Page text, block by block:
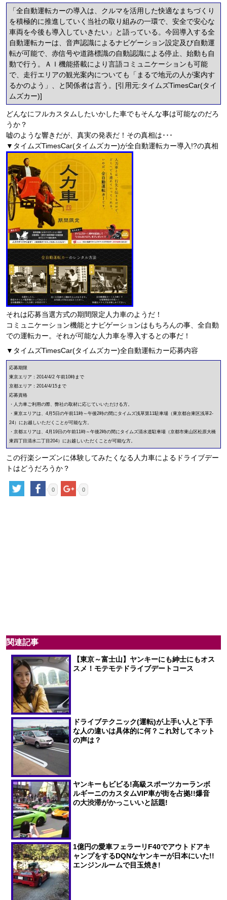
「全自動運転カーの導入は、クルマを活用した快適なまちづくり
を積極的に推進していく当社の取り組みの一環で、安全で安心な
車両を今後も導入していきたい」と語っている。今回導入する全
自動運転カーは、音声認識によるナビゲーション設定及び自動運
転が可能で、赤信号や道路標識の自動認識による停止、始動も自
動で行う。ＡＩ機能搭載により言語コミュニケーションも可能
で、走行エリアの観光案内についても「まるで地元の人が案内す
るかのよう」、と関係者は言う。[引用元:タイムズTimesCar(タイ
ムズカー)]
どんなにフルカスタムしたいかした車でもそんな事は可能なのだろ
うか？
嘘のような響きだが、真実の発表だ！その真相は･･･
▼タイムズTimesCar(タイムズカー)が全自動運転カー導入!?の真相
それは応募当選方式の期間限定人力車のようだ！
コミュニケーション機能とナビゲーションはもちろんの事、全自動
での運転カー。それが可能な人力車を導入するとの事だ！
▼タイムズTimesCar(タイムズカー)全自動運転カー応募内容
応募期限
東京エリア：2014/4/2 午前10時まで
京都エリア：2014/4/15まで
応募資格
・人力車ご利用の際、弊社の取材に応じていいただける方。
・東京エリアは、4月5日の午前11時～午後2時の間にタイムズ浅草第11駐車場（東京都台東区浅草2-
24）にお越しいただくことが可能な方。
・京都エリアは、4月19日の午前11時～午後2時の間にタイムズ清水道駐車場（京都市東山区松原大橋
東四丁目清水二丁目204）にお越しいただくことが可能な方。
この行楽シーズンに体験してみたくなる人力車によるドライブデー
トはどうだろうか？
0 0
関連記事
【東京～富士山】ヤンキーにも紳士にもオス
スメ！モテモテドライブデートコース
ドライブテクニック(運転)が上手い人と下手
な人の違いは具体的に何？これ対してネット
の声は？
ヤンキーもビビる!高級スポーツカーランボ
ルギーニのカスタムVIP車が街を占拠!!爆音
の大渋滞がかっこいいと話題!
1億円の愛車フェラーリF40でアウトドアキ
ャンプをするDQNなヤンキーが日本にいた!!
エンジンルームで目玉焼き!